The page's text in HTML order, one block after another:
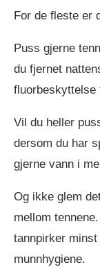
For de fleste er
Puss gjerne
du fjernet
fluorbeskyttelse
Vil du heller
dersom du har
gjerne vann i
Og ikke glem
mellom
tannpirker minst
munnhygiene.